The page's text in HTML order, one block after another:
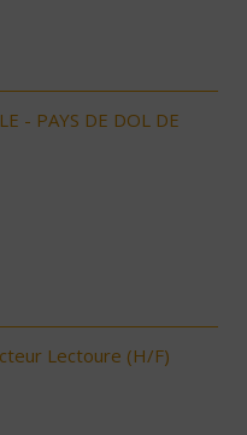
- PAYS DE DOL DE
Lectoure (H/F)